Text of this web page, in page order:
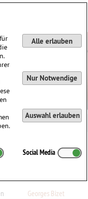
P
Q
Georges Bizet
Alle erlauben
Nur Notwendige
Auswahl erlauben
Social Media